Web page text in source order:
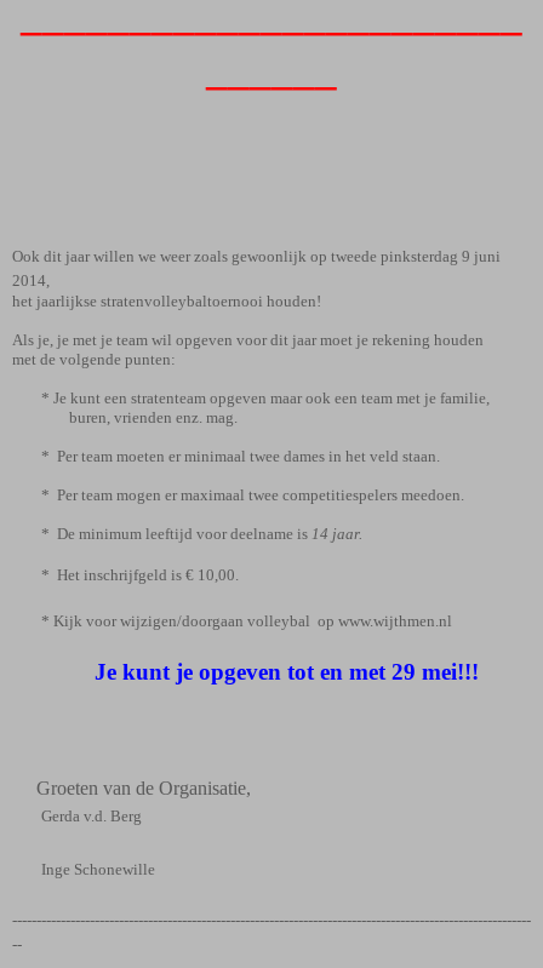
Ook dit jaar willen we weer zoals gewoonlijk op tweede pinksterdag 9 juni
2014,
het jaarlijkse stratenvolleybaltoernooi houden!
Als je, je met je team wil opgeven voor dit jaar moet je rekening houden
met de volgende punten:
* Je kunt een stratenteam opgeven maar ook een team met je familie,
buren, vrienden enz. mag.
* Per team moeten er minimaal twee dames in het veld staan.
* Per team mogen er maximaal twee competitiespelers meedoen.
* De minimum leeftijd voor deelname is 14 jaar.
* Het inschrijfgeld is € 10,00.
* Kijk voor wijzigen/doorgaan volleybal op www.wijthmen.nl
Je kunt je opgeven tot en met 29 mei!!!
Groeten van de Organisatie,
Gerda v.d. Berg
Inge Schonewille
-----------------------------------------------------------------------------------------------------------
--